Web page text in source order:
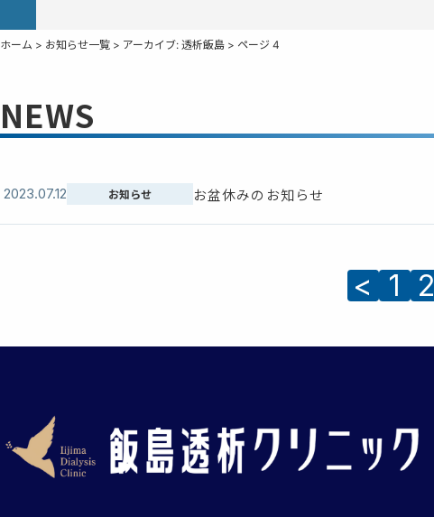
ホーム > お知らせ一覧 > アーカイブ: 透析飯島 > ページ 4
NEWS
2023.07.12 お知らせ お盆休みのお知らせ
< 1 2